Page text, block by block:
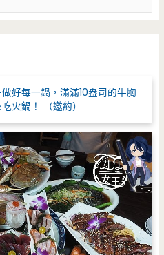
好每一鍋，滿滿10盎司的牛胸
火鍋！ （邀約）